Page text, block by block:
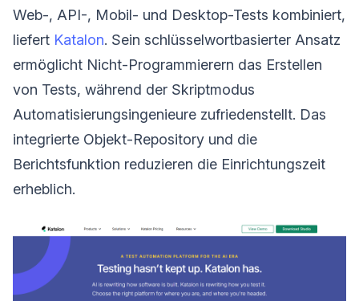
Web-, API-, Mobil- und Desktop-Tests kombiniert,
liefert Katalon. Sein schlüsselwortbasierter Ansatz
ermöglicht Nicht-Programmierern das Erstellen
von Tests, während der Skriptmodus
Automatisierungsingenieure zufriedenstellt. Das
integrierte Objekt-Repository und die
Berichtsfunktion reduzieren die Einrichtungszeit
erheblich.